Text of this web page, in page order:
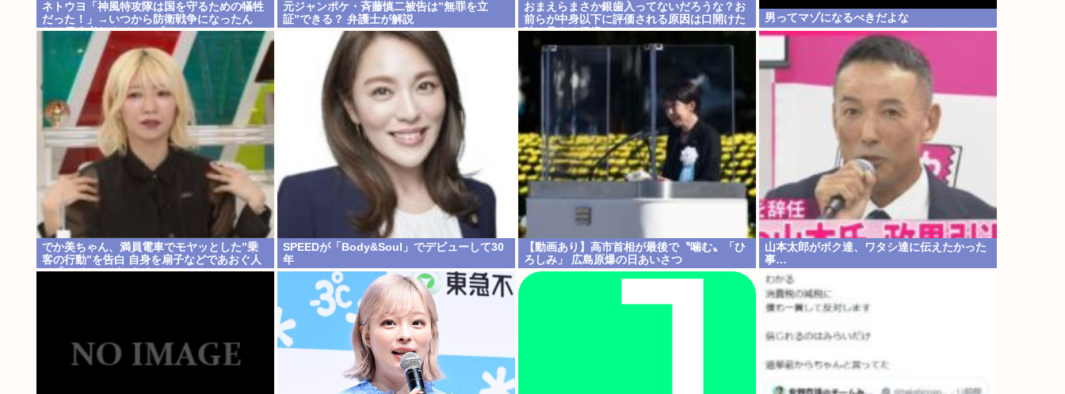
ネトウヨ「神風特攻隊は国を守るための犠牲
だった！」→いつから防衛戦争になったん
だ？侵略者だろジャップはwww
元ジャンポケ・斉藤慎二被告は”無罪を立
証”できる？ 弁護士が解説
おまえらまさか銀歯入ってないだろうな？お
前らが中身以下に評価される原因は口開けた
時に見える銀歯
男ってマゾになるべきだよな
でか美ちゃん、満員電車でモヤッとした”乗
客の行動”を告白 自身を扇子などであおぐ人
に「オイニーがつらくて…」
SPEEDが「Body&Soul」でデビューして30
年
【動画あり】高市首相が最後で〝噛む〟「ひ
ろしみ」 広島原爆の日あいさつ
山本太郎がボク達、ワタシ達に伝えたかった
事…